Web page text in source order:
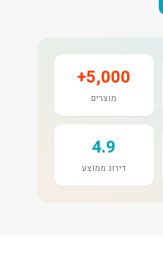
5,000+
מוצרים
4.9
דירוג ממוצע